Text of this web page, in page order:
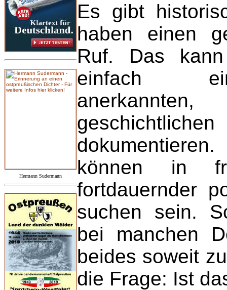
Hermann Sudermann
Es gibt
haben einen
Ruf. Das
einfach
können in
fortdauernder
suchen sein.
bei manchen
beides soweit
die Frage: Ist